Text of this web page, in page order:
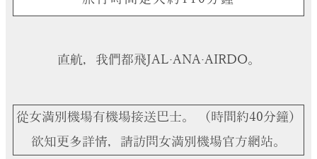
直航，我們都飛JAL·ANA·AIRDO。
從女満別機場有機場接送巴士。 （時間約40分鐘）
欲知更多詳情，請訪問女満別機場官方網站。